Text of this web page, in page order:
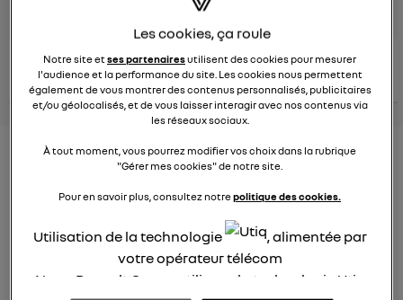
conseils Renault
consultez les
conseils
similaires
voir tous les
conseils
Aides aux frais installation d'une
borne de recharge
Le25 janvier 2022à17:24
Existe t-il des aides pour faire installer une borne de
Les cookies, ça roule
Notre site etses partenairesutilisent des cookies pour mesurer
l'audience et la performance du site. Les cookies nous permettent
également de vous montrer des contenus personnalisés, publicitaires
et/ou géolocalisés, et de vous laisser interagir avec nos contenus via
les réseaux sociaux.
À tout moment, vous pourrez modifier vos choix dans la rubrique
"Gérer mes cookies" de notre site.
Pour en savoir plus, consultez notrepolitique des cookies.
Utilisation de la technologie
, alimentée par
votre opérateur télécom
Nous, Renault Group, utilisons la technologie Utiq